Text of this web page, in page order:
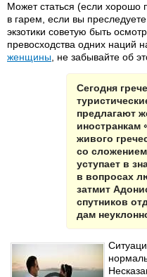
Может статься (если хорошо
в гарем, если вы
экзотики советую быть
превосходства одних
женщины , не забывайте об
Сегодня
предлагают
иностранкам
живого
со
уступает в
в вопросах
затмит
спутников
дам